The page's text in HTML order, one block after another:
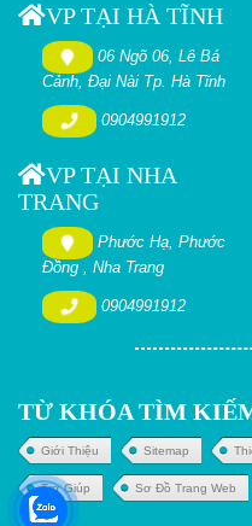
VP TẠI HÀ TĨNH
06 Ngõ 06, Lê Bá
Cảnh, Đại Nài Tp. Hà Tĩnh
0904991912
VP TẠI NHA
TRANG
Phước Hạ, Phước
Đồng , Nha Trang
0904991912
TỪ KHÓA TÌM
Giới Thiệu Sitemap
Trợ Giúp Sơ Đồ Trang Web